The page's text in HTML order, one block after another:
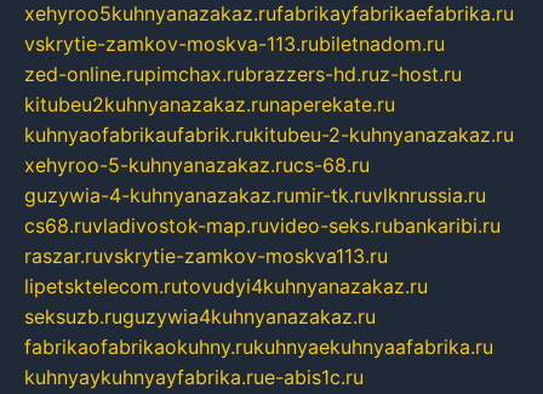
xehyroo5kuhnyanazakaz.rufabrikayfabrikaefabrika.ru
vskrytie-zamkov-moskva-113.rubiletnadom.ru
zed-online.rupimchax.rubrazzers-hd.ruz-host.ru
kitubeu2kuhnyanazakaz.runaperekate.ru
kuhnyaofabrikaufabrik.rukitubeu-2-kuhnyanazakaz.ru
xehyroo-5-kuhnyanazakaz.rucs-68.ru
guzywia-4-kuhnyanazakaz.rumir-tk.ruvlknrussia.ru
cs68.ruvladivostok-map.ruvideo-seks.rubankaribi.ru
raszar.ruvskrytie-zamkov-moskva113.ru
lipetsktelecom.rutovudyi4kuhnyanazakaz.ru
seksuzb.ruguzywia4kuhnyanazakaz.ru
fabrikaofabrikaokuhny.rukuhnyaekuhnyaafabrika.ru
kuhnyaykuhnyayfabrika.rue-abis1c.ru